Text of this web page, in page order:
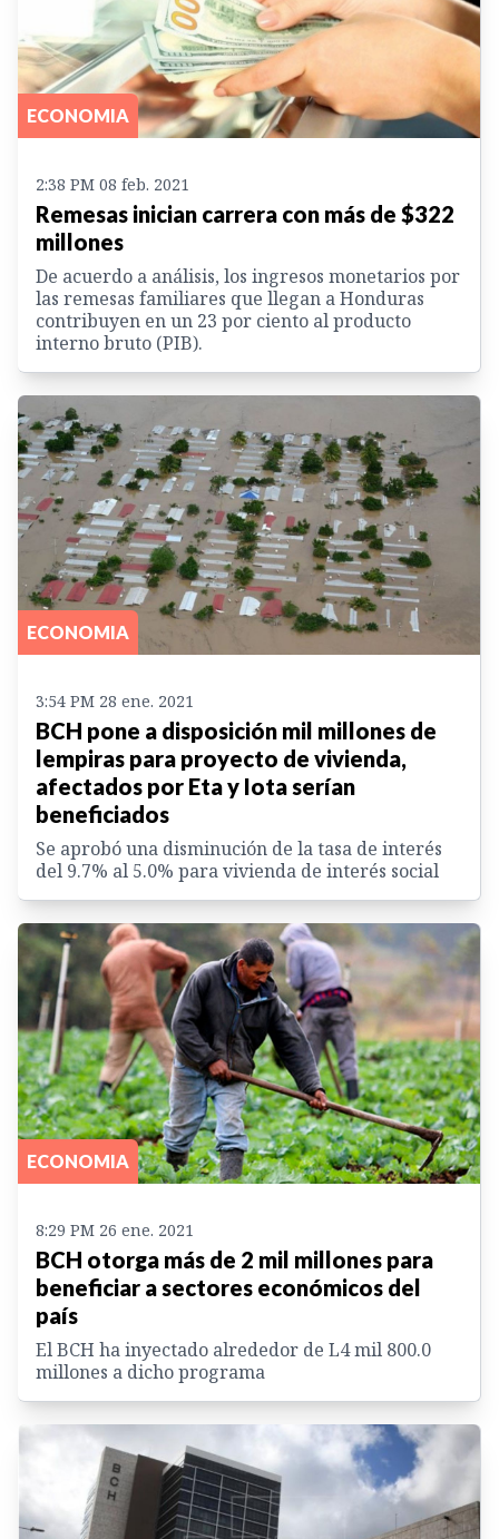
ECONOMIA
2:38 PM 08 feb. 2021
Remesas inician carrera con más de $322
millones
De acuerdo a análisis, los ingresos monetarios por
las remesas familiares que llegan a Honduras
contribuyen en un 23 por ciento al producto
interno bruto (PIB).
ECONOMIA
3:54 PM 28 ene. 2021
BCH pone a disposición mil millones de
lempiras para proyecto de vivienda,
afectados por Eta y Iota serían
beneficiados
Se aprobó una disminución de la tasa de interés
del 9.7% al 5.0% para vivienda de interés social
ECONOMIA
8:29 PM 26 ene. 2021
BCH otorga más de 2 mil millones para
beneficiar a sectores económicos del
país
El BCH ha inyectado alrededor de L4 mil 800.0
millones a dicho programa